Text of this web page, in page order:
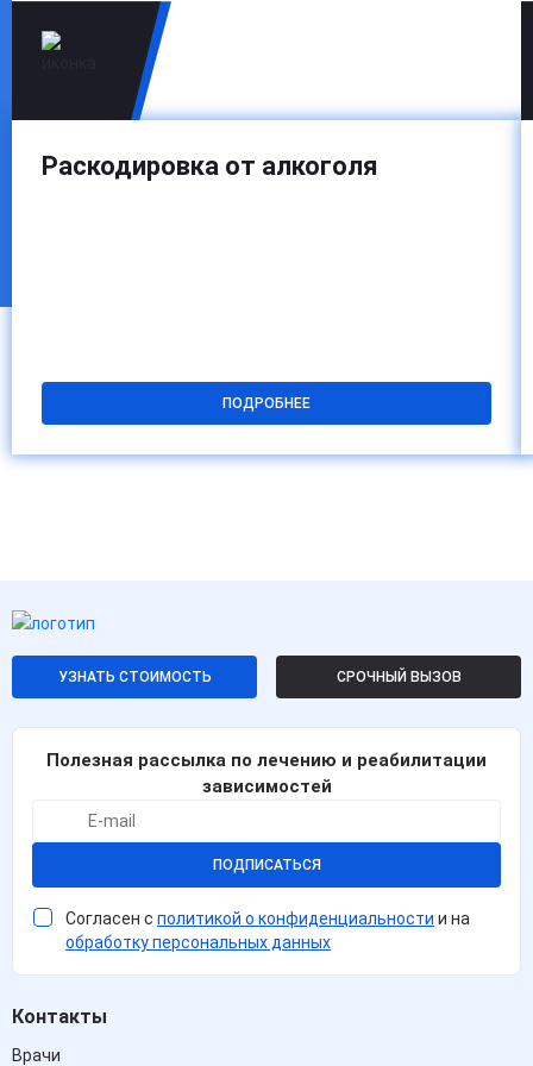
Раскодировка от алкоголя
ПОДРОБНЕЕ
УЗНАТЬ СТОИМОСТЬ СРОЧНЫЙ ВЫЗОВ
Полезная рассылка по лечению и реабилитации
зависимостей
ПОДПИСАТЬСЯ
Согласен с политикой о конфиденциальности и на
обработку персональных данных
Контакты
Врачи